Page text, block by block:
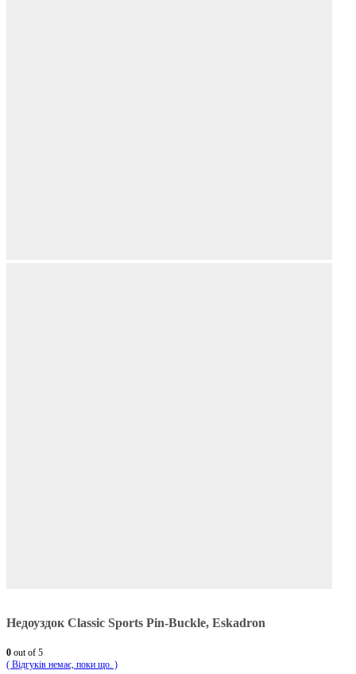
Недоуздок Classic Sports Pin-Buckle, Eskadron
0 out of 5
( Відгуків немає, поки що. )